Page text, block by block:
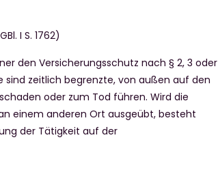
I S. 1762)
den Versicherungsschutz nach § 2, 3 oder
zeitlich begrenzte, von außen auf den
oder zum Tod führen. Wird die
einem anderen Ort ausgeübt, besteht
der Tätigkeit auf der